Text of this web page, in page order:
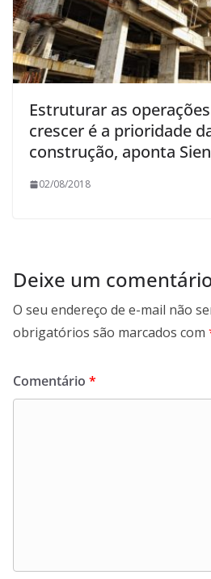
Estruturar as
crescer é a prioridade
construção, aponta
02/08/2018
Deixe um
O seu endereço de e-mail não
obrigatórios são marcados com
Comentário *